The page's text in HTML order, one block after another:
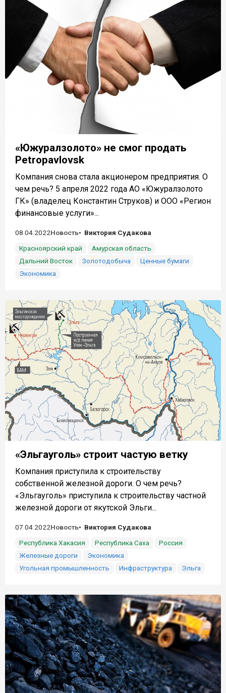
«Южуралзолото» не смог продать
Petropavlovsk
Компания снова стала акционером предприятия. О
чем речь? 5 апреля 2022 года АО «Южуралзолото
ГК» (владелец Константин Струков) и ООО «Регион
финансовые услуги»...
08.04.2022Новость
Виктория Судакова
Красноярский край
Амурская область
Дальний Восток
Золотодобыча
Ценные бумаги
Экономика
«Эльгауголь» строит частую ветку
Компания приступила к строительству
собственной железной дороги. О чем речь?
«Эльгауголь» приступила к строительству частной
железной дороги от якутской Эльги...
07.04.2022Новость
Виктория Судакова
Республика Хакасия
Республика Саха
Россия
Железные дороги
Экономика
Угольная промышленность
Инфраструктура Эльга